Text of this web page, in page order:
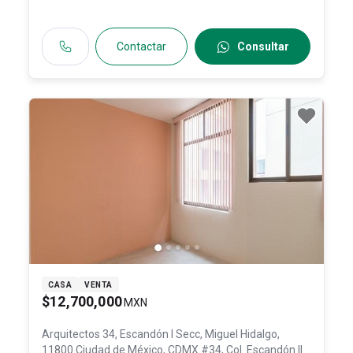
Contactar Consultar
CASA VENTA
$12,700,000 MXN
Arquitectos 34, Escandón I Secc, Miguel Hidalgo,
11800 Ciudad de México, CDMX #34, Col. Escandón II